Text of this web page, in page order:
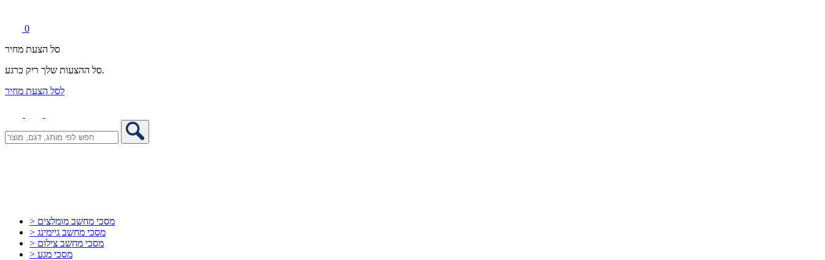
0
סל הצעת מחיר
סל ההצעות שלך ריק כרגע.
לסל הצעת מחיר
> מסכי מחשב מומלצים
> מסכי מחשב גיימינג
> מסכי מחשב צילום
> מסכי מגע